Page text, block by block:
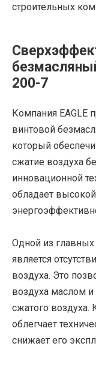
строительных
200-7
Компания EAGLE
винтовой
который
сжатие воздуха
инновационной
обладает
Одной из главных
является
воздуха. Это
воздуха маслом и
сжатого воздуха.
облегчает
снижает его